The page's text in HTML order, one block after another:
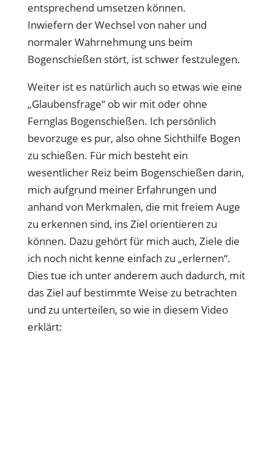
entsprechend umsetzen können.
Inwiefern der Wechsel von naher und
normaler Wahrnehmung uns beim
Bogenschießen stört, ist schwer festzulegen.
Weiter ist es natürlich auch so etwas wie eine
„Glaubensfrage“ ob wir mit oder ohne
Fernglas Bogenschießen. Ich persönlich
bevorzuge es pur, also ohne Sichthilfe Bogen
zu schießen. Für mich besteht ein
wesentlicher Reiz beim Bogenschießen darin,
mich aufgrund meiner Erfahrungen und
anhand von Merkmalen, die mit freiem Auge
zu erkennen sind, ins Ziel orientieren zu
können. Dazu gehört für mich auch, Ziele die
ich noch nicht kenne einfach zu „erlernen“.
Dies tue ich unter anderem auch dadurch, mit
das Ziel auf bestimmte Weise zu betrachten
und zu unterteilen, so wie in diesem Video
erklärt: